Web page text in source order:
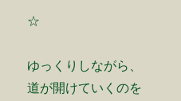
☆
ゆっくりしながら、
道が開けていくのを